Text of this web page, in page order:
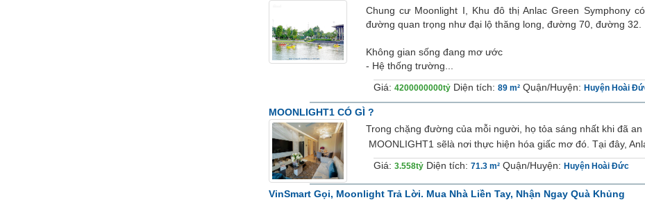
Chung cư Moonlight I, Khu đô thị Anlac Green Symphony
đường quan trọng như đại lộ thăng long, đường 70, đường 32.
Không gian sống đang mơ ước
- Hệ thống trường...
Giá: 4200000000tỷ Diện tích: 89 m² Quận/Huyện: Huyện Hoài
MOONLIGHT1 CÓ GÌ ?
Trong chặng đường của mỗi người, họ tỏa sáng nhất khi đã
MOONLIGHT1 sẽlà nơi thực hiện hóa giấc mơ đó. Tại đây,
Giá: 3.558tỷ Diện tích: 71.3 m² Quận/Huyện: Huyện Hoài Đức
VinSmart Gọi, Moonlight Trả Lời. Mua Nhà Liền Tay, Nhận Ngay Quà Khủng